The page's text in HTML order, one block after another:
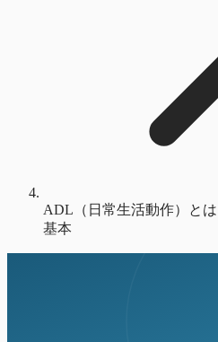
ADL（日常生活動作）と
基本